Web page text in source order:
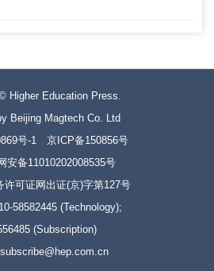
Higher Education Press.
Beijing Magtech Co. Ltd
号-1
京ICP备150856号
安备11010202008535号
许可证网出证(京)字第127号
58582445 (Technology);
(Subscription)